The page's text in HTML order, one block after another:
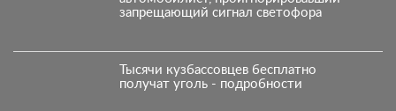
запрещающий сигнал светофора
Тысячи кузбассовцев бесплатно
получат уголь - подробности